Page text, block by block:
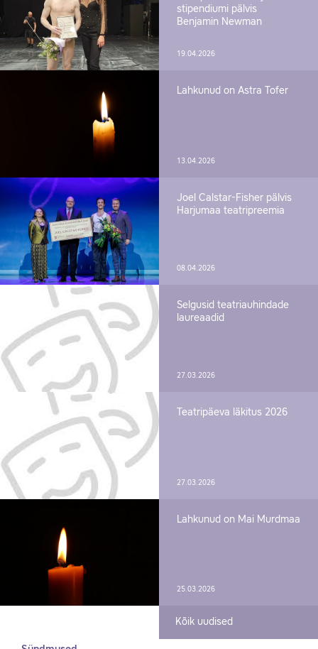
stipendiumi pälvis
Benjamin Newman
19.04.2026
Lahkunud on Astra Tofer
13.04.2026
Joel Calstar-Fisher pälvis
Harjumaa teatripreemia
08.04.2026
Selgusid teatriauhindade
laureaadid
27.03.2026
Teatripäeva läkitus 2026
27.03.2026
Lahkunud on Mai Murdmaa
25.03.2026
Kõik uudised